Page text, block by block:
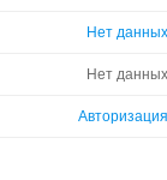
Нет данных
Нет данных
Авторизация